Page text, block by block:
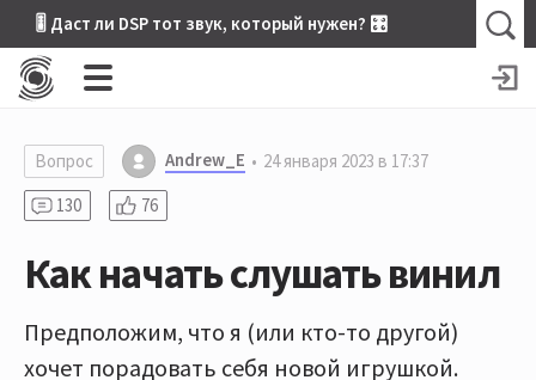
🎚 Даст ли DSP тот звук, который нужен? 🎛
Вопрос Andrew_E
24 января 2023 в 17:37
130
76
Как начать слушать винил
Предположим, что я (или кто-то другой)
хочет порадовать себя новой игрушкой.